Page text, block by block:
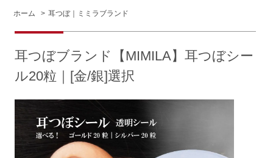
ホーム > 耳つぼ｜ミミラブランド
耳つぼブランド【MIMILA】耳つぼシー
ル20粒｜[金/銀]選択